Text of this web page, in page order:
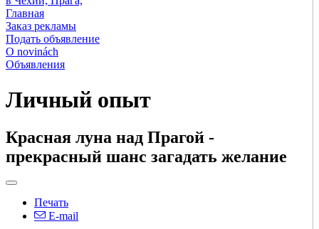
Главная
Заказ рекламы
Подать объявление
O novinách
Объявления
Личный опыт
Красная луна над Прагой -
прекрасный шанс загадать желание
Печать
E-mail